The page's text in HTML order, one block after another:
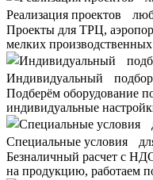
Реализация проектов
Проекты для ТРЦ,
мелких
Индивидуальный подбор
Подберём оборудование
индивидуальные
Специальные условия
Безналичный расчет с
на продукцию, работаем